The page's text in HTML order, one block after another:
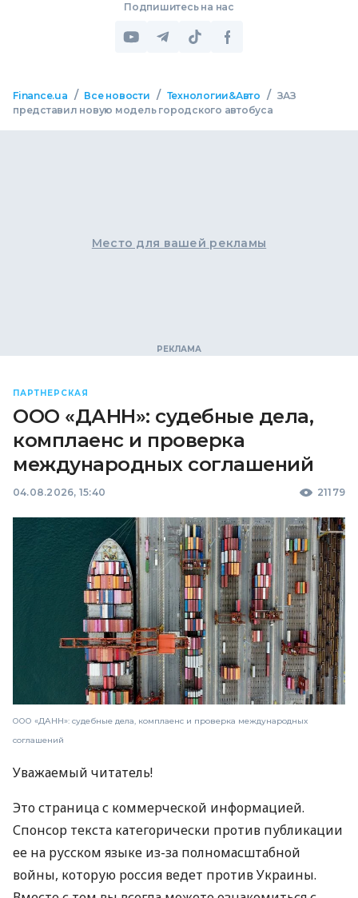
Подпишитесь на нас
Finance.ua / Все новости / Технологии&Авто / ЗАЗ
представил новую модель городского автобуса
Место для вашей рекламы
ПАРТНЕРСКАЯ
ООО «ДАНН»: судебные дела,
комплаенс и проверка
международных соглашений
04.08.2026, 15:40 21179
ООО «ДАНН»: судебные дела, комплаенс и проверка международных
соглашений
Уважаемый читатель!
Это страница с коммерческой информацией.
Спонсор текста категорически против публикации
ее на русском языке из-за полномасштабной
войны, которую россия ведет против Украины.